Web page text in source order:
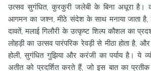
उत्सव सुगंधित, कुरकुरी जलेबी के बिना अधूरा है।
आगमन का जश्न, मीठे संदेश के साथ मनाया जाता
दावतें, मलाई गिलौरी के उत्कृष्ट शिल्प कौशल का
लोहड़ी का उत्सव पारंपरिक रेवड़ी से मीठा होता है,
होली, सुगंधित गुझिया और करंजी का पर्याय है। ये
अतीत को प्रदर्शित करते हैं, जो इस बात का प्रतीक